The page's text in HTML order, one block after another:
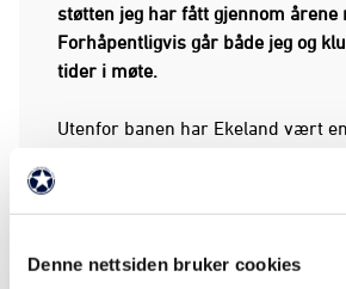
Denne nettsiden bruker cookies
støtten jeg har fått gjennom årene
Forhåpentligvis går både jeg og
tider i møte.
Utenfor banen har Ekeland vært
mottok han prisen «Årets
Strømsgodset, en pris som årlig
lokalmiljøet.